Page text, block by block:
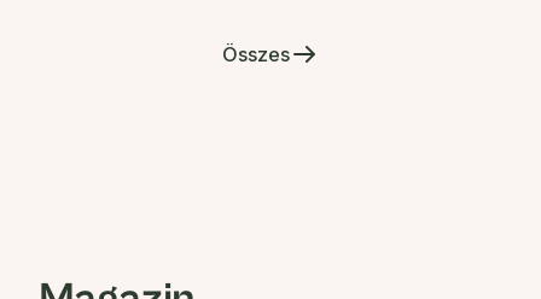
Összes